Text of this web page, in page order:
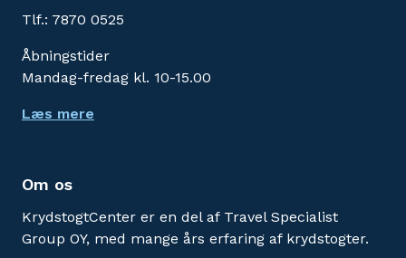
Tlf.: 7870 0525
Åbningstider
Mandag-fredag kl. 10-15.00
Læs mere
Om os
KrydstogtCenter er en del af Travel Specialist
Group OY, med mange års erfaring af krydstogter.